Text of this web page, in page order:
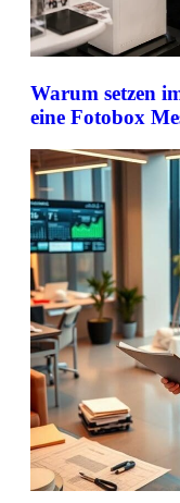
Warum setzen
eine Fotobox